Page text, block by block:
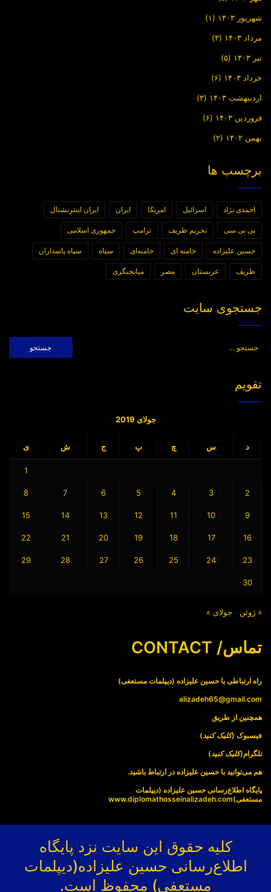
شهریور ۱۴۰۳ (۱)
مرداد ۱۴۰۳ (۳)
تیر ۱۴۰۳ (۵)
خرداد ۱۴۰۳ (۶)
اردیبهشت ۱۴۰۳ (۳)
فروردین ۱۴۰۳ (۶)
بهمن ۱۴۰۲ (۲)
برچسب ها
احمدی نژاد اسرائیل امریکا ایران ایران اینترنشنال
بی بی سی تحریم ظریف ترامپ جمهوری اسلامی
حسین علیزاده خامنه ای خامنه‌ای سپاه سپاه پاسداران
ظریف عربستان مصر میانجیگری
جستجوی سایت
برای:
تقویم
جولای 2019
د س چ پ ج ش ی
1
2
3
4
5
6
7
8
9
10
11
12
13
14
15
16
17
18
19
20
21
22
23
24
25
26
27
28
29
30
« ژوئن جولای »
تماس/ CONTACT
راه ارتباطی با حسین علیزاده (دیپلمات مستعفی)
alizadeh65@gmail.com
همچنین از طریق
فیسبوک (کلیک کنید)
تلگرام(کلیک کنید)
هم می‌توانید با حسین علیزاده در ارتباط باشید.
پایگاه اطلاع‌رسانی حسین علیزاده (دیپلمات
مستعفی)www.diplomathosseinalizadeh.com
کلیه حقوق این سایت نزد پایگاه
اطلاع‌رسانی حسین علیزاده(دیپلمات
مستعفی) محفوظ است.